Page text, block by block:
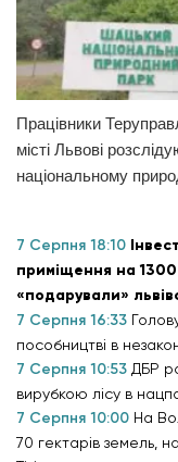
Працівники
місті Львові
національному
7 Серпня 18:10
приміщення на 1300
«подарували»
7 Серпня 16:33
пособництві в
7 Серпня 10:53 ДБР
вирубкою лісу в
7 Серпня 10:00 На
70 гектарів земель,